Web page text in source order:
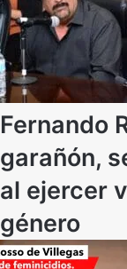
Fernando
garañón,
al ejercer
género